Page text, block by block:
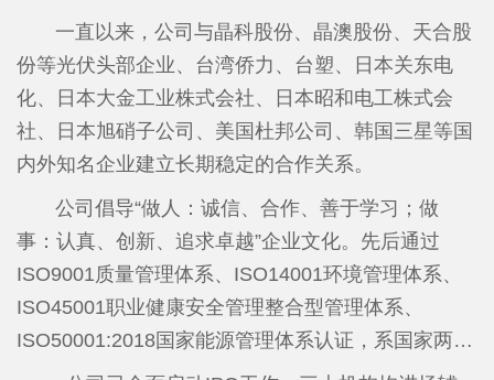
备企业。
在建阳经济开发区精细化工园内投资建设含氟精细化
学品项目（省重点技改项目），重点开发半导体和新
能源领域的高端含氟新材料，主要有基础氟化工原
料、湿电子化学品、含氟特种气体、含氟表面活性剂
四个版块。计划投资10亿元，第一期于2020年5月破
全氟丁基磺酰氟、全氟丁基磺酸钾、六氟丁二烯等产
品于2025年1月18日全线投产，高纯氟化氢铵项目于
2025年9月试生产，产品质量达到国家最新标准要
求，一期项目，累计实现投资4.89亿元。其中，年产
100吨六氟丁二烯的生产线成为国内第二家能够同时
一直以来，公司与晶科股份、晶澳股份、天合股
份等光伏头部企业、台湾侨力、台塑、日本关东电
化、日本大金工业株式会社、日本昭和电工株式会
社、日本旭硝子公司、美国杜邦公司、韩国三星等国
内外知名企业建立长期稳定的合作关系。
公司倡导“做人：诚信、合作、善于学习；做
事：认真、创新、追求卓越”企业文化。先后通过
ISO9001质量管理体系、ISO14001环境管理体系、
ISO45001职业健康安全管理整合型管理体系、
ISO50001:2018国家能源管理体系认证，系国家两化
融合管理体系贯标企业。目前公司取得授权15个发明